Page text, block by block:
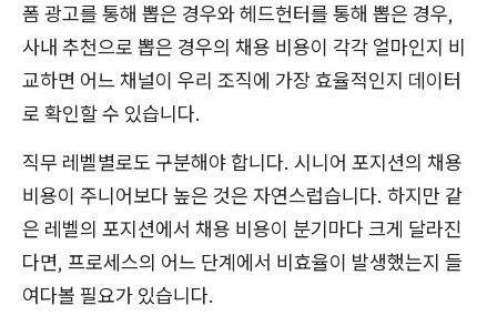
폼 광고를 통해 뽑은 경우와 헤드헌터를 통해 뽑은 경우,
사내 추천으로 뽑은 경우의 채용 비용이 각각 얼마인지 비
교하면 어느 채널이 우리 조직에 가장 효율적인지 데이터
로 확인할 수 있습니다.
직무 레벨별로도 구분해야 합니다. 시니어 포지션의 채용
비용이 주니어보다 높은 것은 자연스럽습니다. 하지만 같
은 레벨의 포지션에서 채용 비용이 분기마다 크게 달라진
다면, 프로세스의 어느 단계에서 비효율이 발생했는지 들
여다볼 필요가 있습니다.